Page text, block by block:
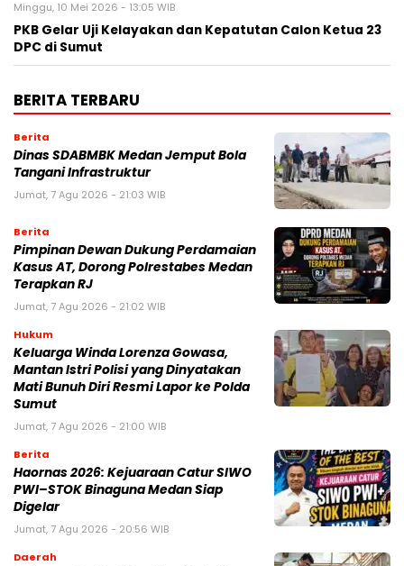
Minggu, 10 Mei 2026 - 13:05 WIB
PKB Gelar Uji Kelayakan dan Kepatutan Calon Ketua 23
DPC di Sumut
BERITA TERBARU
Berita
Dinas SDABMBK Medan Jemput Bola
Tangani Infrastruktur
Jumat, 7 Agu 2026 - 21:03 WIB
Berita
Pimpinan Dewan Dukung Perdamaian
Kasus AT, Dorong Polrestabes Medan
Terapkan RJ
Jumat, 7 Agu 2026 - 21:02 WIB
Hukum
Keluarga Winda Lorenza Gowasa,
Mantan Istri Polisi yang Dinyatakan
Mati Bunuh Diri Resmi Lapor ke Polda
Sumut
Jumat, 7 Agu 2026 - 21:00 WIB
Berita
Haornas 2026: Kejuaraan Catur SIWO
PWI–STOK Binaguna Medan Siap
Digelar
Jumat, 7 Agu 2026 - 20:56 WIB
Daerah